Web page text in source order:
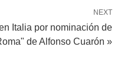
NEXT
Italia por nominación de
de Alfonso Cuarón »